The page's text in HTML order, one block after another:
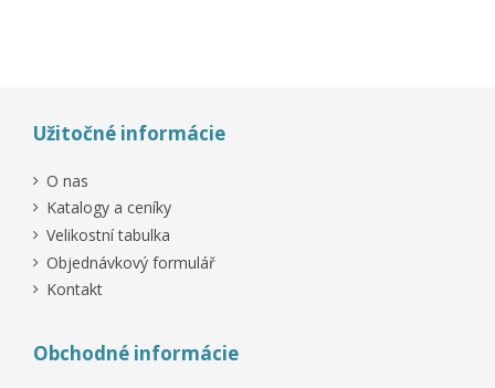
Užitočné informácie
O nas
Katalogy a ceníky
Velikostní tabulka
Objednávkový formulář
Kontakt
Obchodné informácie